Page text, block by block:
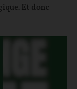
Et donc